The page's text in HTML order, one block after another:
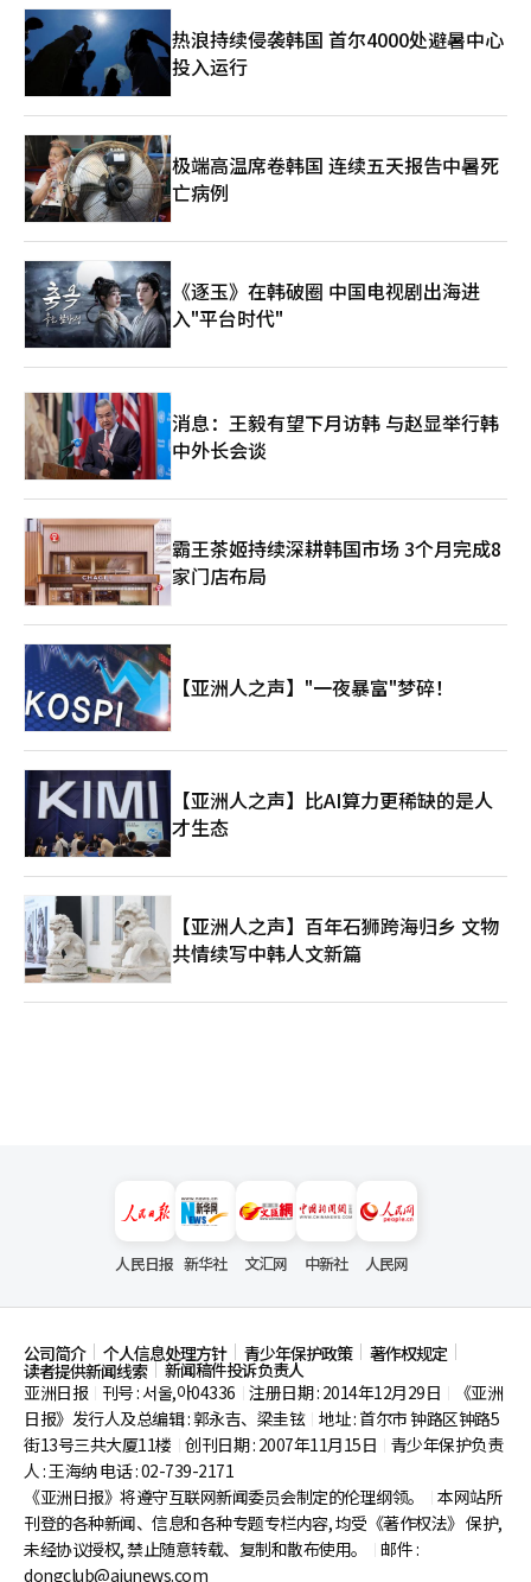
利能力的提升，结合自有成本优化和支付手续费率等有利外部环境
变化，盈利能力将逐步改善。” Netmarble今年的业绩走势将更
多依赖于新作的长期运营表现。全球同步发布和多平台策略虽能扩
大用户基础，但各国用户行为和平台收费结构的差异也增加了运营
难度。Netmarble能否在地区更新和成本优化上协调一致，将是
盈利能力改善的关键。 金炳圭表示：“今年是多种类型和全球IP基
础新作陆续发布的重要时期，我们将专注于稳定推出具有市场竞争
力的新作，确保在全球市场的可持续增长动力。”※ 本报道经人
工智能（AI）系统翻译与编辑。
热浪持续侵袭韩国 首尔4000处避暑中心
投入运行
极端高温席卷韩国 连续五天报告中暑死
亡病例
《逐玉》在韩破圈 中国电视剧出海进
入"平台时代"
消息：王毅有望下月访韩 与赵显举行韩
中外长会谈
霸王茶姬持续深耕韩国市场 3个月完成8
家门店布局
【亚洲人之声】"一夜暴富"梦碎！
【亚洲人之声】比AI算力更稀缺的是人
才生态
【亚洲人之声】百年石狮跨海归乡 文物
共情续写中韩人文新篇
人民日报 新华社 文汇网 中新社 人民网
公司简介 个人信息处理方针 青少年保护政策 著作权规定
读者提供新闻线索
新闻稿件投诉负责人
亚洲日报
刊号 : 서울,아04336 注册日期 : 2014年12月29日
《亚洲
日报》发行人及总编辑 : 郭永吉、梁圭铉 地址 : 首尔市钟路区钟路5
街13号三共大厦11楼 创刊日期 : 2007年11月15日
青少年保护负责
人 : 王海纳 电话 : 02-739-2171
《亚洲日报》将遵守互联网新闻委员会制定的伦理纲领。
本网站所
刊登的各种新闻、信息和各种专题专栏内容, 均受《著作权法》 保护,
未经协议授权, 禁止随意转载、复制和散布使用。
邮件 :
dongclub@ajunews.com